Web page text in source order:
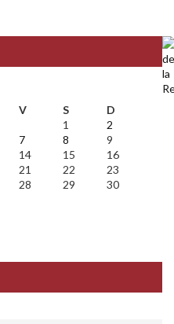
V S
D
1
2
7 8
9
14 15
16
21 22
23
28 29
30